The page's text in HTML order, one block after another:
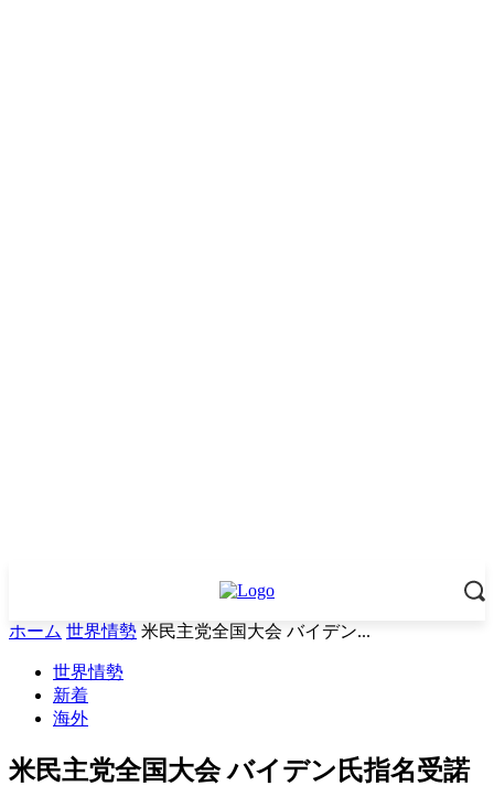
ホーム 世界情勢 米民主党全国大会 バイデン...
世界情勢
新着
海外
米民主党全国大会 バイデン氏指名受諾